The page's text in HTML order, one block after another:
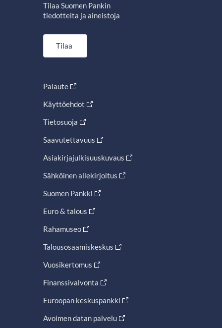
Tilaa Suomen Pankin
tiedotteita ja aineistoja
Tilaa
Palaute
Käyttöehdot
Tietosuoja
Saavutettavuus
Asiakirjajulkisuuskuvaus
Sähköinen allekirjoitus
Suomen Pankki
Euro & talous
Rahamuseo
Talousosaamiskeskus
Vuosikertomus
Finanssivalvonta
Euroopan keskuspankki
Avoimen datan palvelu